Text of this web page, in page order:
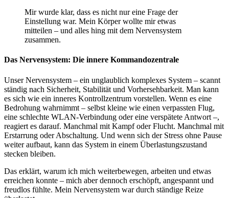
Mir wurde klar, dass es nicht nur eine Frage der
Einstellung war. Mein Körper wollte mir etwas
mitteilen – und alles hing mit dem Nervensystem
zusammen.
Das Nervensystem: Die innere Kommandozentrale
Unser Nervensystem – ein unglaublich komplexes System – scannt
ständig nach Sicherheit, Stabilität und Vorhersehbarkeit. Man kann
es sich wie ein inneres Kontrollzentrum vorstellen. Wenn es eine
Bedrohung wahrnimmt – selbst kleine wie einen verpassten Flug,
eine schlechte WLAN-Verbindung oder eine verspätete Antwort –,
reagiert es darauf. Manchmal mit Kampf oder Flucht. Manchmal mit
Erstarrung oder Abschaltung. Und wenn sich der Stress ohne Pause
weiter aufbaut, kann das System in einem Überlastungszustand
stecken bleiben.
Das erklärt, warum ich mich weiterbewegen, arbeiten und etwas
erreichen konnte – mich aber dennoch erschöpft, angespannt und
freudlos fühlte. Mein Nervensystem war durch ständige Reize